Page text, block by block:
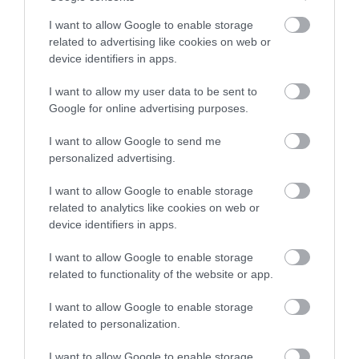
I want to allow Google to enable storage
related to advertising like cookies on web or
device identifiers in apps.
I want to allow my user data to be sent to
Google for online advertising purposes.
I want to allow Google to send me
personalized advertising.
I want to allow Google to enable storage
related to analytics like cookies on web or
device identifiers in apps.
I want to allow Google to enable storage
related to functionality of the website or app.
I want to allow Google to enable storage
related to personalization.
PRONEWS.GR /ΕΘΝΙΚΑ ΘΕΜΑΤΑ
Δείτε εικόνες από την παρέλαση για
την 28η Οκτωβρίου στην Ύδρα
(βίντεο)
28.10.2025 | 12:23